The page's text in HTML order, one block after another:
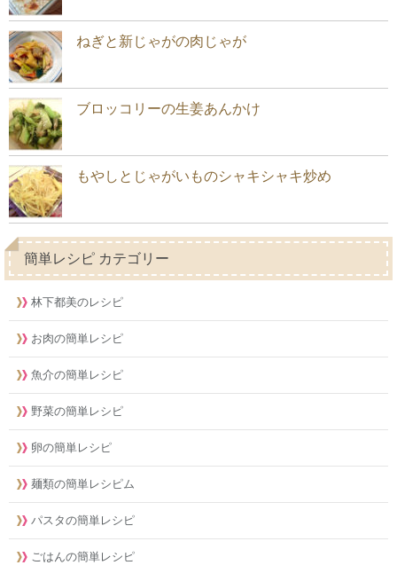
ねぎと新じゃがの肉じゃが
ブロッコリーの生姜あんかけ
もやしとじゃがいものシャキシャキ炒め
簡単レシピ カテゴリー
林下都美のレシピ
お肉の簡単レシピ
魚介の簡単レシピ
野菜の簡単レシピ
卵の簡単レシピ
麺類の簡単レシピム
パスタの簡単レシピ
ごはんの簡単レシピ